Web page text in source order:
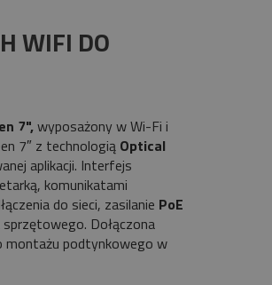
WIFI DO
7",wyposażony w Wi-Fi i
7″ z technologią Optical
aplikacji. Interfejs
komunikatami
do sieci, zasilanie PoE
Dołączona
montażu podtynkowego w